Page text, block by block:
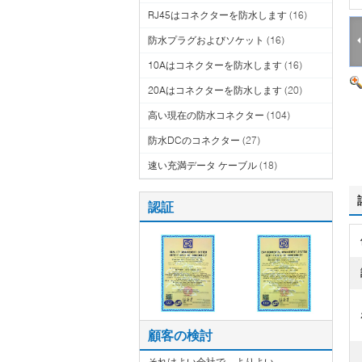
RJ45はコネクターを防水します (16)
防水プラグおよびソケット (16)
10Aはコネクターを防水します (16)
20Aはコネクターを防水します (20)
高い現在の防水コネクター (104)
防水DCのコネクター (27)
速い充満データ ケーブル (18)
認証
顧客の検討